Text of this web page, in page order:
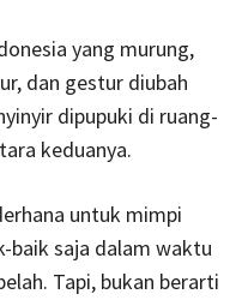
yang murung,
dan gestur diubah
dipupuki di ruang-
keduanya.
untuk mimpi
baik saja dalam waktu
Tapi, bukan berarti